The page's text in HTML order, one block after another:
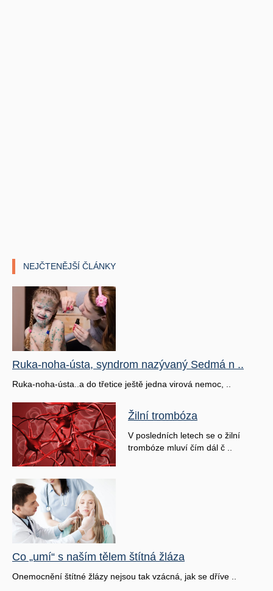
NEJČTENĚJŠÍ ČLÁNKY
Ruka-noha-ústa, syndrom nazývaný Sedmá n ..
Ruka-noha-ústa..a do třetice ještě jedna virová nemoc, ..
Žilní trombóza
V posledních letech se o žilní
trombóze mluví čím dál č ..
Co „umí“ s naším tělem štítná žláza
Onemocnění štítné žlázy nejsou tak vzácná, jak se dříve ..